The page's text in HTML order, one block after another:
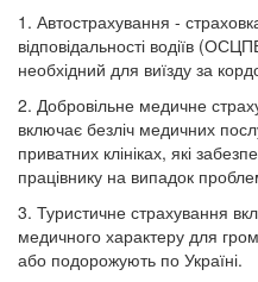
1. Автострахування -
відповідальності водіїв
необхідний для виїзду за
2. Добровільне медичне
включає безліч медичних
приватних клініках, які
працівнику на випадок
3. Туристичне страхування
медичного характеру для
або подорожують по Україні.